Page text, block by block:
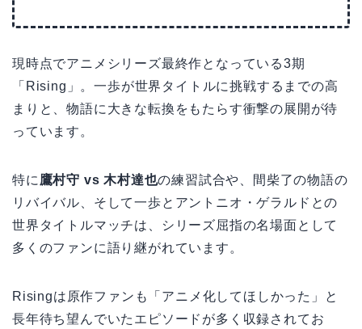
現時点でアニメシリーズ最終作となっている3期
「Rising」。一歩が世界タイトルに挑戦するまでの高
まりと、物語に大きな転換をもたらす衝撃の展開が待
っています。
特に 鷹村守 vs 木村達也の練習試合や、間柴了の物語の
リバイバル、そして一歩とアントニオ・ゲラルドとの
世界タイトルマッチは、シリーズ屈指の名場面として
多くのファンに語り継がれています。
Risingは原作ファンも「アニメ化してほしかった」と
長年待ち望んでいたエピソードが多く収録されてお